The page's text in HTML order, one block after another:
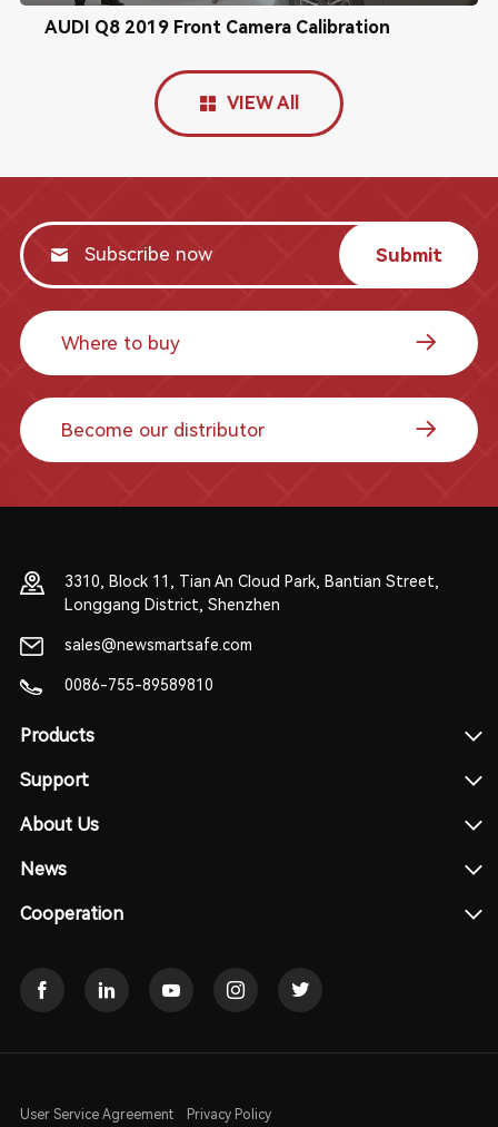
AUDI Q8 2019 Front Camera Calibration
VIEW All
Submit
Where to buy
Become our distributor
3310, Block 11, Tian An Cloud Park, Bantian Street,
Longgang District, Shenzhen
sales@newsmartsafe.com
0086-755-89589810
Products
Support
About Us
News
Cooperation
User Service Agreement Privacy Policy